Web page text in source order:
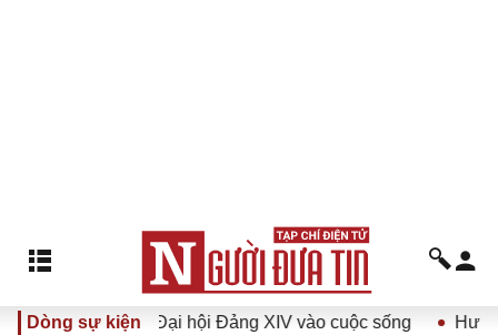
Dòng sự kiện
quyết Đại hội Đảng XIV vào cuộc sống Hướng tới